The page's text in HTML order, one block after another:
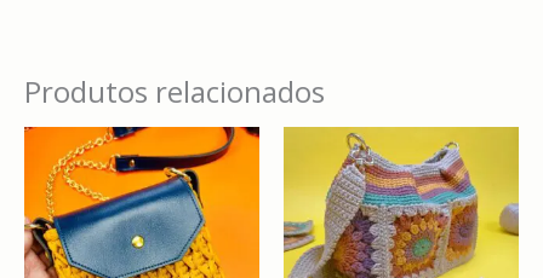
Produtos relacionados